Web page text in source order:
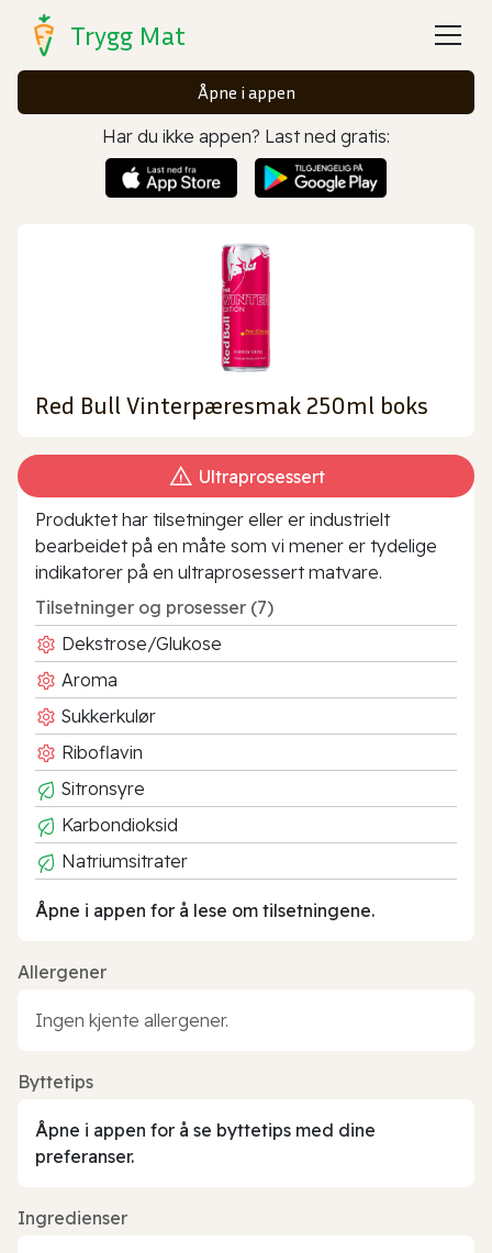
Trygg Mat
Åpne i appen
Har du ikke appen? Last ned gratis:
Red Bull Vinterpæresmak 250ml boks
Ultraprosessert
Produktet har tilsetninger eller er industrielt
bearbeidet på en måte som vi mener er tydelige
indikatorer på en ultraprosessert matvare.
Tilsetninger og prosesser (7)
Dekstrose/Glukose
Aroma
Sukkerkulør
Riboflavin
Sitronsyre
Karbondioksid
Natriumsitrater
Åpne i appen for å lese om tilsetningene.
Allergener
Ingen kjente allergener.
Byttetips
Åpne i appen for å se byttetips med dine
preferanser.
Ingredienser